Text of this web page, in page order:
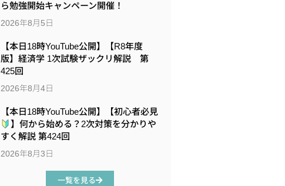
ら勉強開始キャンペーン開催！
2026年8月5日
【本日18時YouTube公開】【R8年度
版】経済学 1次試験ザックリ解説 第
425回
2026年8月4日
【本日18時YouTube公開】【初心者必見
】何から始める？2次対策を分かりや
すく解説 第424回
2026年8月3日
一覧を見る